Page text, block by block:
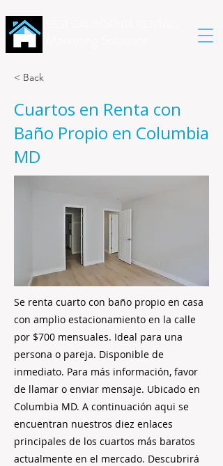
< Back
Cuartos en Renta con
Baño Propio en Columbia
MD
Se renta cuarto con baño propio en casa
con amplio estacionamiento en la calle
por $700 mensuales. Ideal para una
persona o pareja. Disponible de
inmediato. Para más información, favor
de llamar o enviar mensaje. Ubicado en
Columbia MD. A continuación aqui se
encuentran nuestros diez enlaces
principales de los cuartos más baratos
actualmente en el mercado. Descubrirá